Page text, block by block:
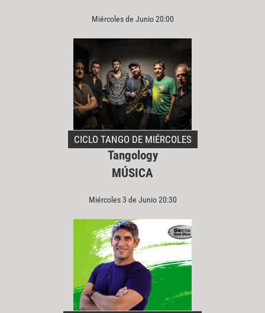
Miércoles de Junio 20:00
CICLO TANGO DE MIÉRCOLES
Tangology
MÚSICA
Miércoles 3 de Junio 20:30